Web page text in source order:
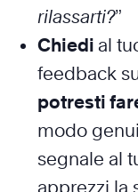
rilassarti?”
Chiedi al
feedback
potresti
modo
segnale al
apprezzi la